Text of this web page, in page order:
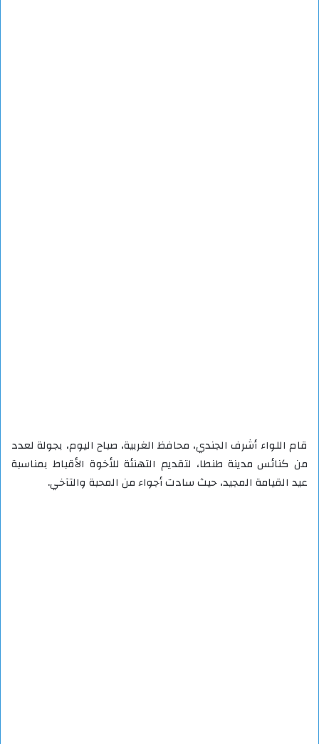
قام اللواء أشرف الجندي، محافظ الغربية، صباح اليوم، بجولة لعدد
من كنائس مدينة طنطا، لتقديم التهنئة للأخوة الأقباط بمناسبة
عيد القيامة المجيد، حيث سادت أجواء من المحبة والتآخي.